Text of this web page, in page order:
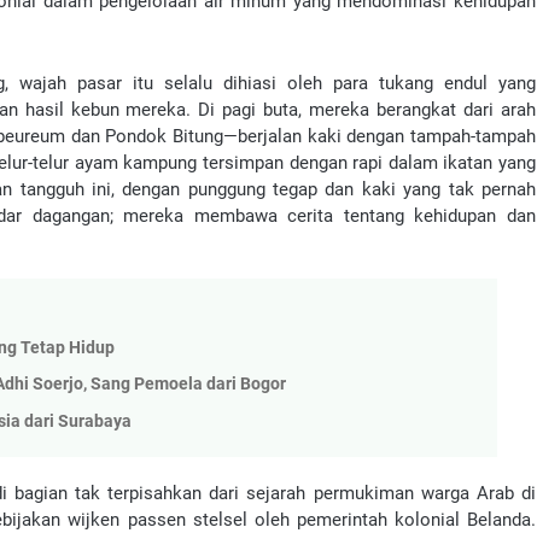
wajah pasar itu selalu dihiasi oleh para tukang endul yang
hasil kebun mereka. Di pagi buta, mereka berangkat dari arah
dan Pondok Bitung—berjalan kaki dengan tampah-tampah
telur ayam kampung tersimpan dengan rapi dalam ikatan yang
tangguh ini, dengan punggung tegap dan kaki yang tak pernah
dagangan; mereka membawa cerita tentang kehidupan dan
Tetap Hidup
Soerjo, Sang Pemoela dari Bogor
dari Surabaya
bagian tak terpisahkan dari sejarah permukiman warga Arab di
wijken passen stelsel oleh pemerintah kolonial Belanda.